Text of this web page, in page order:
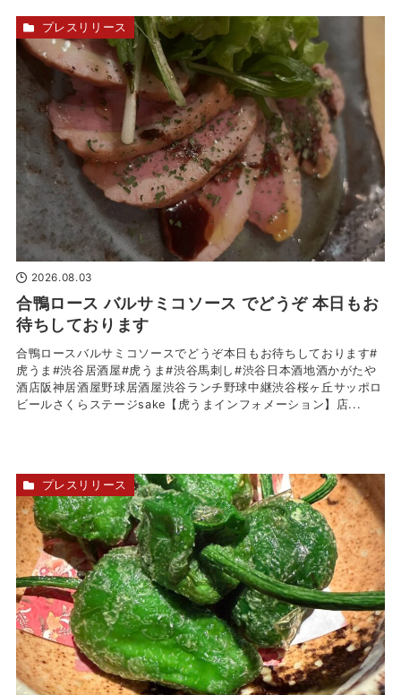
2026.08.03
合鴨ロース バルサミコソース でどうぞ 本日もお
待ちしております
合鴨ロースバルサミコソースでどうぞ本日もお待ちしております#
虎うま#渋谷居酒屋#虎うま#渋谷馬刺し#渋谷日本酒地酒かがたや
酒店阪神居酒屋野球居酒屋渋谷ランチ野球中継渋谷桜ヶ丘サッポロ
ビールさくらステージsake【虎うまインフォメーション】店...
プレスリリース
プレスリリース